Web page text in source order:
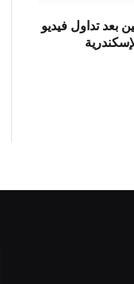
4 متهمين بعد تداول فيديو